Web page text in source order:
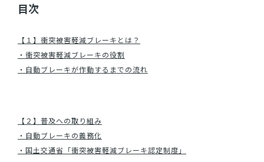
目次
【１】衝突被害軽減ブレーキとは？
・衝突被害軽減ブレーキの役割
・自動ブレーキが作動するまでの流れ
【２】普及への取り組み
・自動ブレーキの義務化
・国土交通省「衝突被害軽減ブレーキ認定制度」